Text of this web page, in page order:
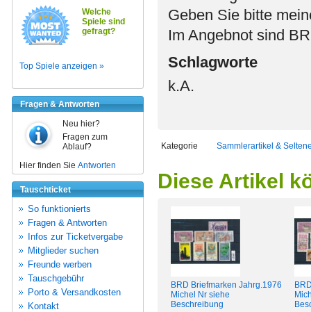
Welche
Spiele sind
gefragt?
Top Spiele anzeigen »
Fragen & Antworten
Neu hier?
Fragen zum
Ablauf?
Hier finden Sie Antworten
Tauschticket
So funktionierts
Fragen & Antworten
Infos zur Ticketvergabe
Mitglieder suchen
Freunde werben
Tauschgebühr
Porto & Versandkosten
Kontakt
Geben Sie bitte
Im Angebnot sind
Schlagworte
k.A.
Kategorie Sammlerartikel &
Diese Artikel
BRD Briefmarken Jahrg.1976
Michel Nr siehe
Beschreibung